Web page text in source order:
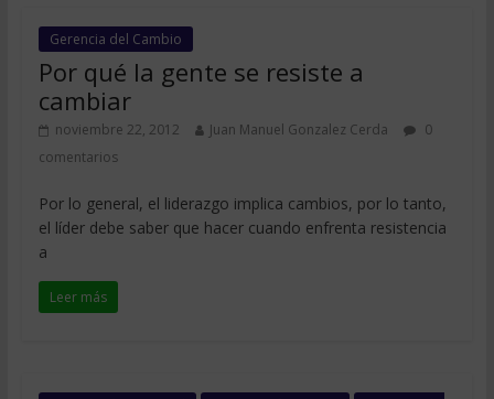
Gerencia del Cambio
Por qué la gente se resiste a
cambiar
noviembre 22, 2012 Juan Manuel Gonzalez Cerda
0
comentarios
Por lo general, el liderazgo implica cambios, por lo tanto,
el líder debe saber que hacer cuando enfrenta resistencia
a
Leer más